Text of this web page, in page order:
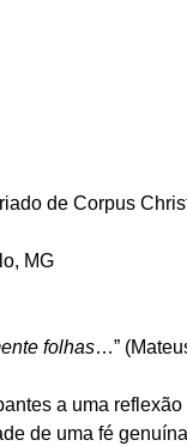
de Corpus
MG
folhas…”
a uma
de uma fé